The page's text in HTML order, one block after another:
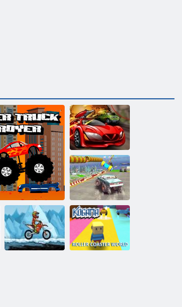
Машина шпион
Невероятна
гонка на
грузовиках
монстрах